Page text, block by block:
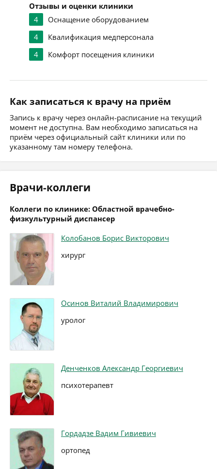
Отзывы и оценки клиники
4
Оснащение оборудованием
4
Квалификация медперсонала
4
Комфорт посещения клиники
Как записаться к врачу на приём
Запись к врачу через онлайн-расписание на текущий
момент не доступна. Вам необходимо записаться на
приём через официальный сайт клиники или по
указанному там номеру телефона.
Врачи-коллеги
Коллеги по клинике: Областной врачебно-
физкультурный диспансер
Колобанов Борис Викторович
хирург
Осинов Виталий Владимирович
уролог
Денченков Александр Георгиевич
психотерапевт
Гордадзе Вадим Гивиевич
ортопед